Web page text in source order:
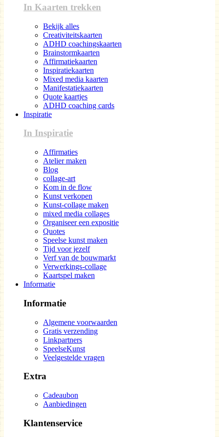
In Kaarten trekken
Bekijk alles
Creativiteitskaarten
ADHD coachingskaarten
Brainstormkaarten
Affirmatiekaarten
Inspiratiekaarten
Mixed media kaarten
Manifestatiekaarten
Quote kaartjes
ADHD coaching cards
Inspiratie
In Inspiratie
Affirmaties
Atelier maken
Blog
collage-art
Kom in de flow
Kunst verkopen
Kunst-collage maken
mixed media collages
Organiseer een expositie
Quotes
Speelse kunst maken
Tijd voor jezelf
Verf van de bouwmarkt
Verwerkings-collage
Kaartspel maken
Informatie
Informatie
Algemene voorwaarden
Gratis verzending
Linkpartners
SpeelseKunst
Veelgestelde vragen
Extra
Cadeaubon
Aanbiedingen
Klantenservice